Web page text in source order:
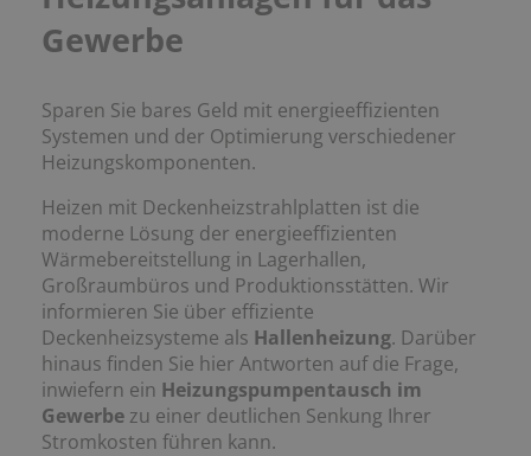
Gewerbe
Sparen Sie bares Geld mit energieeffizienten
Systemen und der Optimierung verschiedener
Heizungs­komponenten.
Heizen mit Deckenheizstrahlplatten ist die
moderne Lösung der energieeffizienten
Wärmebereitstellung in Lagerhallen,
Großraumbüros und Produktionsstätten. Wir
informieren Sie über effiziente
Deckenheizsysteme als Hallenheizung. Darüber
hinaus finden Sie hier Antworten auf die Frage,
inwiefern ein Heizungspumpentausch im
Gewerbe zu einer deutlichen Senkung Ihrer
Stromkosten führen kann.